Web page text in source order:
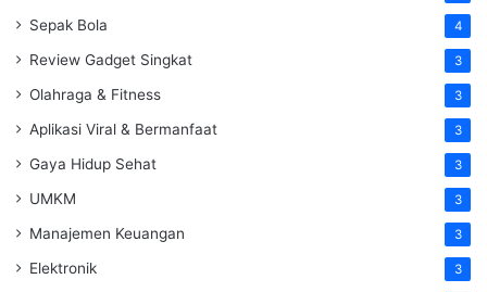
Sepak Bola 4
Review Gadget Singkat 3
Olahraga & Fitness 3
Aplikasi Viral & Bermanfaat 3
Gaya Hidup Sehat 3
UMKM 3
Manajemen Keuangan 3
Elektronik 3